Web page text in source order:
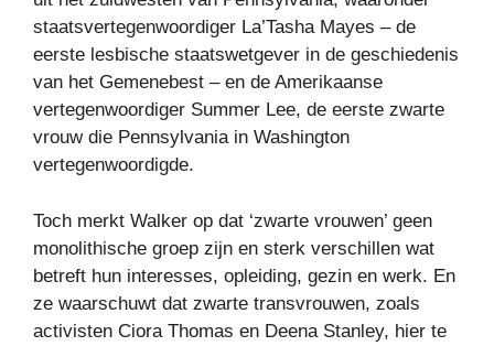
staatsvertegenwoordiger La’Tasha Mayes – de
eerste lesbische staatswetgever in de geschiedenis
van het Gemenebest – en de Amerikaanse
vertegenwoordiger Summer Lee, de eerste zwarte
vrouw die Pennsylvania in Washington
vertegenwoordigde.
Toch merkt Walker op dat ‘zwarte vrouwen’ geen
monolithische groep zijn en sterk verschillen wat
betreft hun interesses, opleiding, gezin en werk. En
ze waarschuwt dat zwarte transvrouwen, zoals
activisten Ciora Thomas en Deena Stanley, hier te